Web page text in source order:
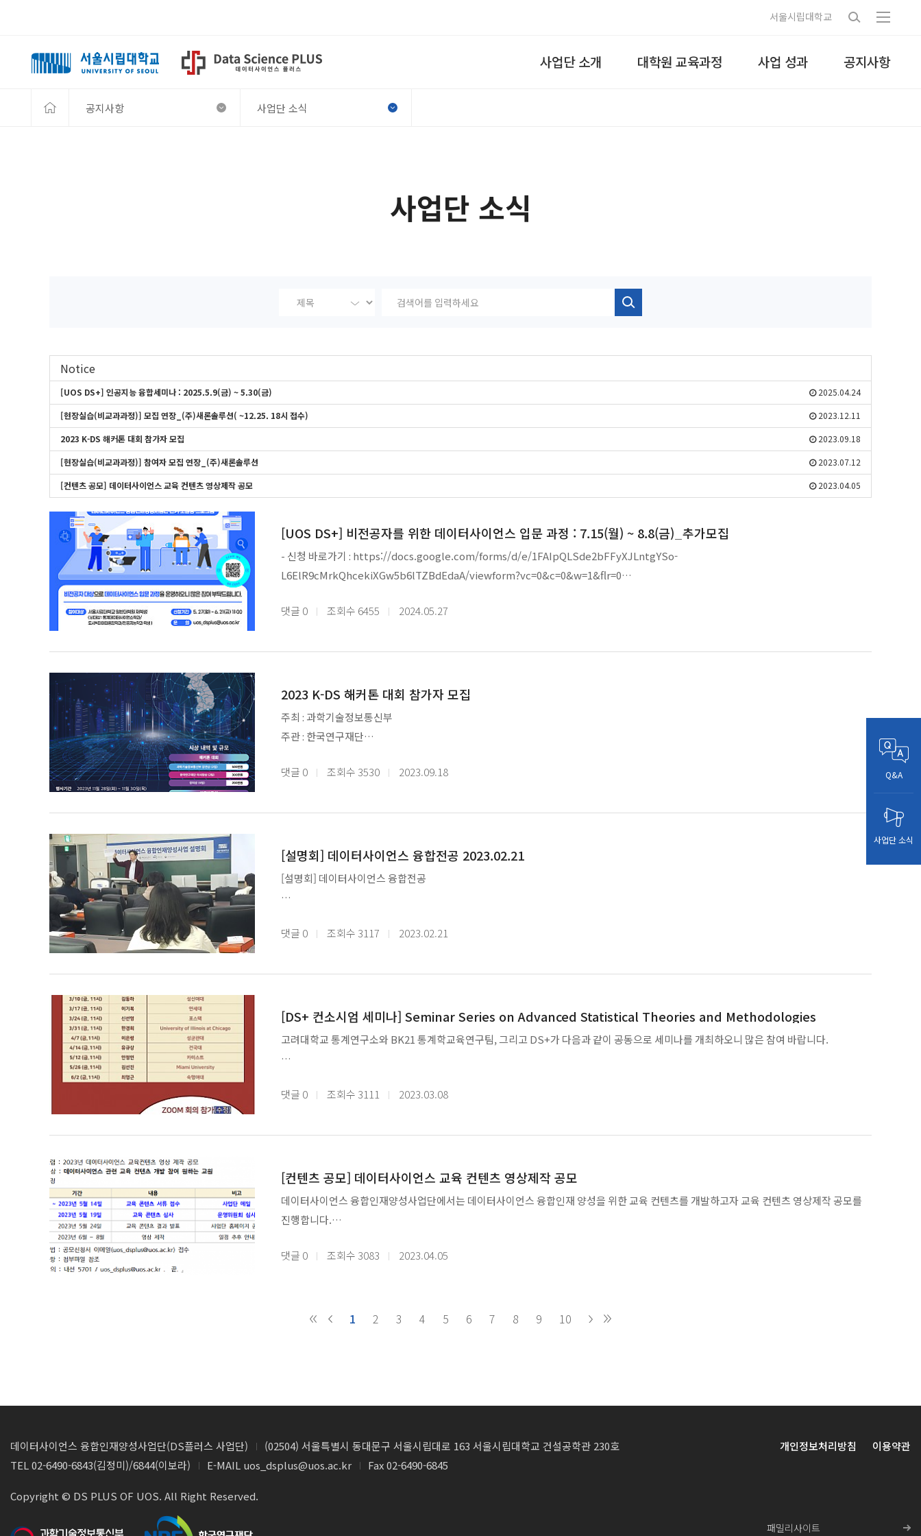
서울시립대학교
사업단 소개 대학원 교육과정 사업 성과 공지사항
공지사항 사업단 소식
사업단 소식
Notice
2025.04.24
[UOS DS+] 인공지능 융합세미나 : 2025.5.9(금) ~ 5.30(금)
2023.12.11
[현장실습(비교과과정)] 모집 연장_(주)새론솔루션( ~12.25. 18시 접수)
2023.09.18
2023 K-DS 해커톤 대회 참가자 모집
2023.07.12
[현장실습(비교과과정)] 참여자 모집 연장_(주)새론솔루션
2023.04.05
[컨텐츠 공모] 데이터사이언스 교육 컨텐츠 영상제작 공모
[UOS DS+] 비전공자를 위한 데이터사이언스 입문 과정 : 7.15(월) ~ 8.8(금)_추가모집
- 신청 바로가기 : https://docs.google.com/forms/d/e/1FAIpQLSde2bFFyXJLntgYSo-
L6ElR9cMrkQhcekiXGw5b6lTZBdEdaA/viewform?vc=0&c=0&w=1&flr=0
- 참여대상 : 서울시립대학교 일반대학원 재학생 ( 비대상 : DS+ 사업 참여학과 )
- 일정 : 7.15(월) ~ 8.8(금), 과목별 20시간( 4일 * 5시간 )
- 요일 및 시간 : 주 4일(월, 화, 목, 금), 10:00 ~ 12:00, 13:00 ~ 16:00
댓글 0 조회수 6455 2024.05.27
2023 K-DS 해커톤 대회 참가자 모집
주최 : 과학기술정보통신부
주관 : 한국연구재단
장소 : 서울대학교 시흥캠퍼스 컨벤션센터
접수기한 : 11월 6일 (월)까지
문의처 : K-DS융합인재양성사업단
홈페이지 : kdatascience.kr
[대회 개요]
DS융합인재양성사업단은 우수한 데이터사이언스 석·박사급 인재를 양성하기 위한 사업으로 고려대학교, 서울시립대학교, 충남대학교, 호서
대학교, 카이스트, 경북대학교, 전남대학교, 강원대학교, 부산대학교, 부경대학교가 참여하고 있습니다.
본 해커톤 대회를 통해 데이터사이언스 핵심지식을 다양한 활용분야에 융합하고, 창의적이며 혁신적인 문제 해결 능력을 갖춘 인재로 성장하
학부생 및 대학원생 여러분들의 많은 참여 바랍니다.
2023 K-DS컨퍼런스&해커톤 공동조직위원장 일동
자세한 사항에 대해서는 K-DS컨소시엄 홈페이지(http://kdatascience.kr/)를 참조하시기 바랍니다.
* 시립대학교 학부생의 경우
2. 구글폼 작성(https://url.kr/2d5hjx)
댓글 0 조회수 3530 2023.09.18
[설명회] 데이터사이언스 융합전공 2023.02.21
[설명회] 데이터사이언스 융합전공
통계데이터사이언스학과 대학원 오리엔테이션
댓글 0 조회수 3117 2023.02.21
[DS+ 컨소시엄 세미나] Seminar Series on Advanced Statistical Theories and Methodologies
고려대학교 통계연구소와 BK21 통계학교육연구팀, 그리고 DS+가 다음과 같이 공동으로 세미나를 개최하오니 많은 참여 바랍니다.
- 장소 : 고려대학교 정경관 508호
- 신청방법: https://forms.gle/Hr8MAecz6V6HoHL37
* ZOOM
- 회의 ID : 359 186 2165
- 주의사항 : 온라인 참여시 참여 이름 "이름_학번_학교"
1주차_3.10(금)
2주차_3.17(금)
- 주제 : Recent Advances in Self-Supervised Deep Visual Representation Learning
댓글 0 조회수 3111 2023.03.08
[컨텐츠 공모] 데이터사이언스 교육 컨텐츠 영상제작 공모
데이터사이언스 융합인재양성사업단에서는 데이터사이언스 융합인재 양성을 위한 교육 컨텐츠를 개발하고자 교육 컨텐츠 영상제작 공모를
진행합니다.
댓글 0 조회수 3083 2023.04.05
1 2 3 4 5 6 7 8 9 10
데이터사이언스 융합인재양성사업단(DS플러스 사업단)
(02504) 서울특별시 동대문구 서울시립대로 163 서울시립대학교 건설공학관 230호
TEL 02-6490-6843(김정미)/6844(이보라)
E-MAIL uos_dsplus@uos.ac.kr Fax 02-6490-6845
Copyright © DS PLUS OF UOS. All Right Reserved.
개인정보처리방침 이용약관
패밀리사이트
Q&A
사업단소식